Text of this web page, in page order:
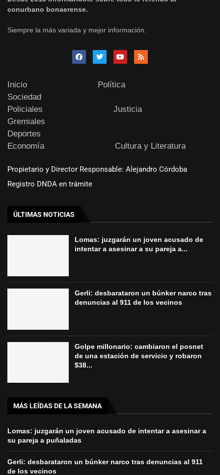
conurbano bonaerense.
Siempre la más variada y mejor información.
Inicio
Política
Sociedad
Policiales
Justicia
Gremiales
Deportes
Economía
Cultura y Literatura
Propietario y Director Responsable: Alejandro Córdoba
Registro DNDA en trámite
ÚLTIMAS NOTICIAS
Lomas: juzgarán un joven acusado de
intentar a asesinar a su pareja a...
Gerli: desbarataron un búnker narco tras
denuncias al 911 de los vecinos
Golpe millonario: cambiaron el posnet
de una estación de servicio y robaron
$38...
MÁS LEÍDAS DE LA SEMANA
Lomas: juzgarán un joven acusado de intentar a asesinar a
su pareja a puñaladas
Gerli: desbarataron un búnker narco tras denuncias al 911
de los vecinos